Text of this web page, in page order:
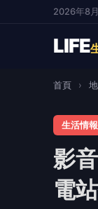
2026年8
LIFE
首頁 ›
生活情報
影
電